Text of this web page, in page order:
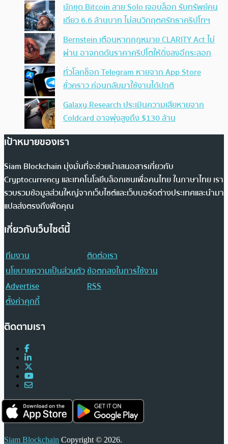
นักขุด Bitcoin สาย Solo เจอบล็อก รับทรัพย์คน
เดียว 6.6 ล้านบาท ไม่สนวิกฤตศรัทธาคริปโทฯ
Bernstein เตือนหากกฎหมาย CLARITY Act ไม่
ผ่าน อาจกดดันราคาคริปโตให้ดิ่งลงอีกระลอก
ทั่วโลกช็อก Telegram หายจาก App Store
ชั่วคราว ก่อนกลับมาใช้งานได้ปกติ
Galaxy Research ประเมินความเสียหายจาก
Coldcard อาจพุ่งสูงถึง $130 ล้าน
เป้าหมายของเรา
Siam Blockchain มุ่งมั่นที่จะช่วยนำเสนอสารเกี่ยวกับ
Cryptocurrency และเทคโนโลยีบล็อกเชนเพื่อคนไทย ในภาษาไทย เรา
รวบรวมข้อมูลส่วนใหญ่จากเว็บไซต์และเว็บบอร์ดต่างประเทศและนำมา
แปลส่งตรงถึงฟีดคุณ
เกี่ยวกับเว็บไซต์นี้
ทีมงาน
ติดต่อเรา
นโยบายความเป็นส่วนตัวข้อตกลงในการใช้งาน
Advertise
RSS
ตั้งค่าคุกกี้
ติดตามเรา
Siam Blockchain Copyright © 2026.